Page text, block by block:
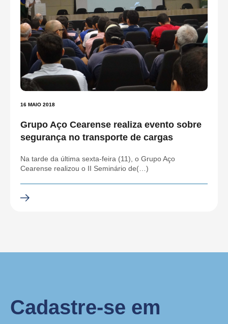
16 MAIO 2018
Grupo Aço Cearense realiza evento sobre
segurança no transporte de cargas
Na tarde da última sexta-feira (11), o Grupo Aço
Cearense realizou o II Seminário de(…)
Cadastre-se em